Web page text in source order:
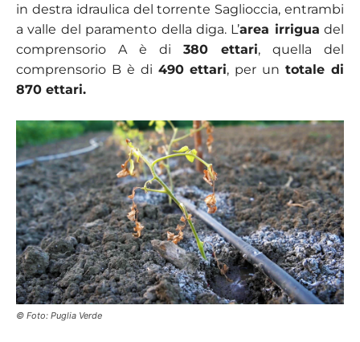
in destra idraulica del torrente Saglioccia, entrambi
a valle del paramento della diga. L’area irrigua del
comprensorio A è di 380 ettari, quella del
comprensorio B è di 490 ettari, per untotale di
870 ettari.
© Foto: Puglia Verde